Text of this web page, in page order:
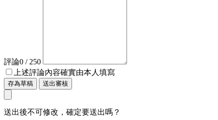
評論0 / 250
上述評論內容確實由本人填寫
存為草稿 送出審核
送出後不可修改，確定要送出嗎？